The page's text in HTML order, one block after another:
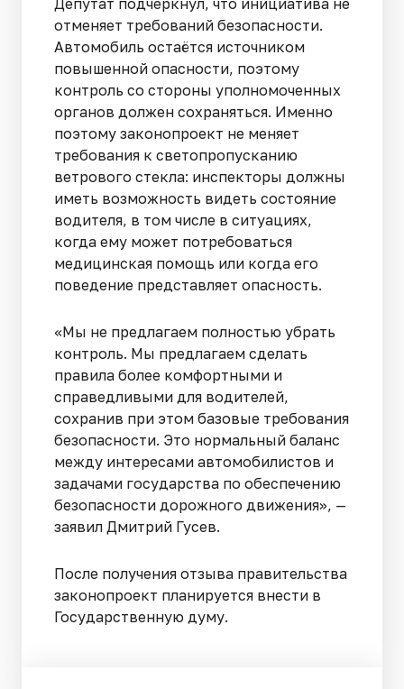
Депутат подчеркнул, что инициатива не
отменяет требований безопасности.
Автомобиль остаётся источником
повышенной опасности, поэтому
контроль со стороны уполномоченных
органов должен сохраняться. Именно
поэтому законопроект не меняет
требования к светопропусканию
ветрового стекла: инспекторы должны
иметь возможность видеть состояние
водителя, в том числе в ситуациях,
когда ему может потребоваться
медицинская помощь или когда его
поведение представляет опасность.
«Мы не предлагаем полностью убрать
контроль. Мы предлагаем сделать
правила более комфортными и
справедливыми для водителей,
сохранив при этом базовые требования
безопасности. Это нормальный баланс
между интересами автомобилистов и
задачами государства по обеспечению
безопасности дорожного движения», —
заявил Дмитрий Гусев.
После получения отзыва правительства
законопроект планируется внести в
Государственную думу.